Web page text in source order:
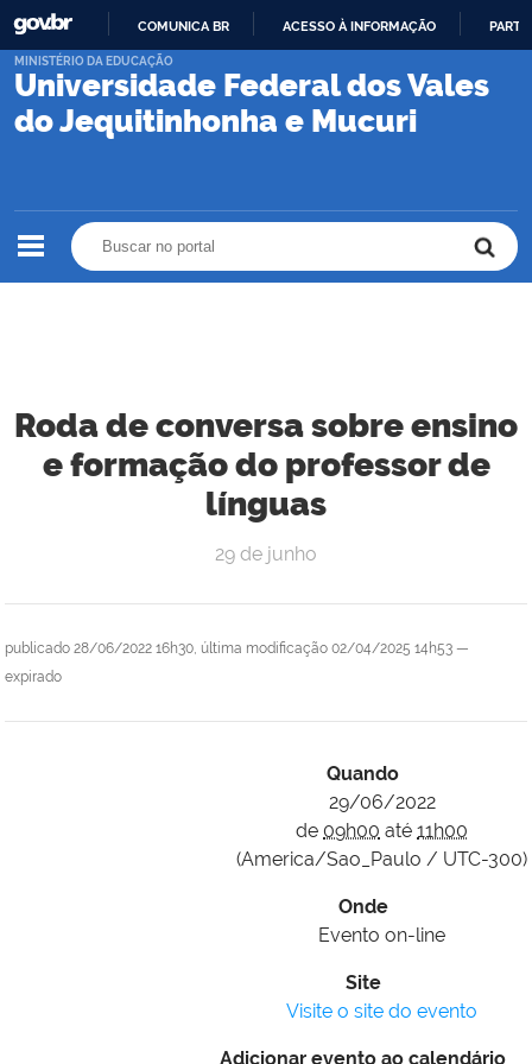
PARA
CONTEÚDO
COMUNICA BR ACESSO À INFORMAÇÃO
Universidade Federal dos Vales
do Jequitinhonha e Mucuri
MINISTÉRIO DA EDUCAÇÃO
Roda de conversa sobre ensino
e formação do professor de
línguas
publicado 28/06/2022 16h30, última modificação 02/04/2025 14h53 —
expirado
29 de junho
Quando
29/06/2022
de 09h00 até 11h00
(America/Sao_Paulo / UTC-300)
Onde
Evento on-line
Site
Visite o site do evento
Adicionar evento ao calendário